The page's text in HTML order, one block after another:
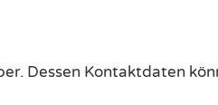
Dessen Kontaktdaten